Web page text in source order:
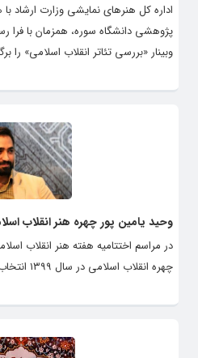
اداره کل هنرهای نمایشی وزارت ارشاد
پژوهشی دانشگاه سوره، همزمان با فرا
وبینار «بررسی تئاتر انقلاب اسلامی» را
وحید یامین ‌پور چهره هنر انقلاب اسلامی
در مراسم اختتامیه هفته هنر انقلاب
چهره انقلاب اسلامی در سال ۱۳۹۹ انتخاب شد.